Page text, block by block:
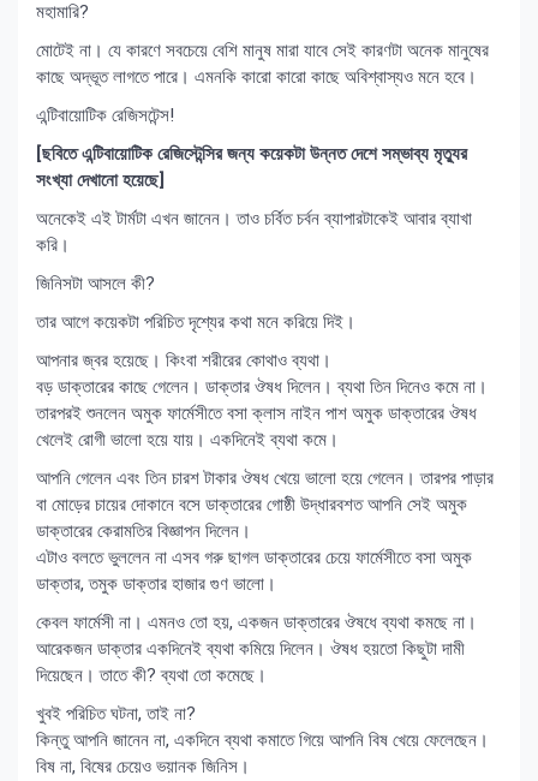
মহামারি?
মোটেই না। যে কারণে সবচেয়ে বেশি মানুষ মারা যাবে সেই কারণটা অনেক মানুষের
কাছে অদ্ভূত লাগতে পারে। এমনকি কারো কারো কাছে অবিশ্বাস্যও মনে হবে।
এন্টিবায়োটিক রেজিসটেন্স!
[ছবিতে এন্টিবায়োটিক রেজিস্টেন্সির জন্য কয়েকটা উন্নত দেশে সম্ভাব্য মৃত্যুর
সংখ্যা দেখানো হয়েছে]
অনেকেই এই টার্মটা এখন জানেন। তাও চর্বিত চর্বন ব্যাপারটাকেই আবার ব্যাখা
করি।
জিনিসটা আসলে কী?
তার আগে কয়েকটা পরিচিত দৃশ্যের কথা মনে করিয়ে দিই।
আপনার জ্বর হয়েছে। কিংবা শরীরের কোথাও ব্যথা।
বড় ডাক্তারের কাছে গেলেন। ডাক্তার ঔষধ দিলেন। ব্যথা তিন দিনেও কমে না।
তারপরই শুনলেন অমুক ফার্মেসীতে বসা ক্লাস নাইন পাশ অমুক ডাক্তারের ঔষধ
খেলেই রোগী ভালো হয়ে যায়। একদিনেই ব্যথা কমে।
আপনি গেলেন এবং তিন চারশ টাকার ঔষধ খেয়ে ভালো হয়ে গেলেন। তারপর পাড়ার
বা মোড়ের চায়ের দোকানে বসে ডাক্তারের গোষ্ঠী উদ্ধারবশত আপনি সেই অমুক
ডাক্তারের কেরামতির বিজ্ঞাপন দিলেন।
এটাও বলতে ভুললেন না এসব গরু ছাগল ডাক্তারের চেয়ে ফার্মেসীতে বসা অমুক
ডাক্তার, তমুক ডাক্তার হাজার গুণ ভালো।
কেবল ফার্মেসী না। এমনও তো হয়, একজন ডাক্তারের ঔষধে ব্যথা কমছে না।
আরেকজন ডাক্তার একদিনেই ব্যথা কমিয়ে দিলেন। ঔষধ হয়তো কিছুটা দামী
দিয়েছেন। তাতে কী? ব্যথা তো কমেছে।
খুবই পরিচিত ঘটনা, তাই না?
কিন্তু আপনি জানেন না, একদিনে ব্যথা কমাতে গিয়ে আপনি বিষ খেয়ে ফেলেছেন।
বিষ না, বিষের চেয়েও ভয়ানক জিনিস।